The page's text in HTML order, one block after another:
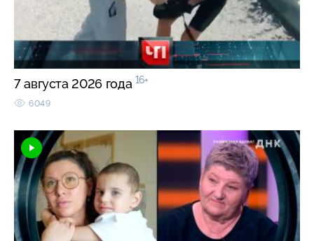
7 августа 2026 года 16+
6049